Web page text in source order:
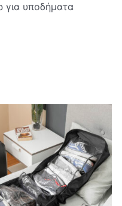
υποδήματα